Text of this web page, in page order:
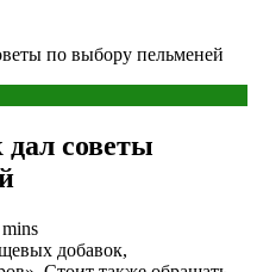
по выбору пельменей
советы
добавок,